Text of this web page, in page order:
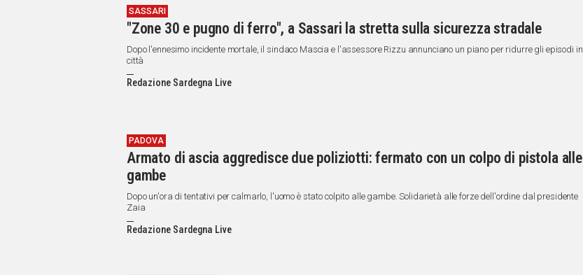
SASSARI
"Zone 30 e pugno di ferro", a Sassari la stretta sulla sicurezza stradale
Dopo l'ennesimo incidente mortale, il sindaco Mascia e l'assessore Rizzu annunciano un piano per ridurre gli episodi in
città
Redazione Sardegna Live
PADOVA
Armato di ascia aggredisce due poliziotti: fermato con un colpo di pistola alle
gambe
Dopo un'ora di tentativi per calmarlo, l'uomo è stato colpito alle gambe. Solidarietà alle forze dell'ordine dal presidente
Zaia
Redazione Sardegna Live